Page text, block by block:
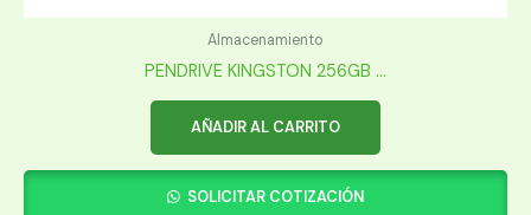
Almacenamiento
PENDRIVE KINGSTON 256GB ...
AÑADIR AL CARRITO
SOLICITAR COTIZACIÓN